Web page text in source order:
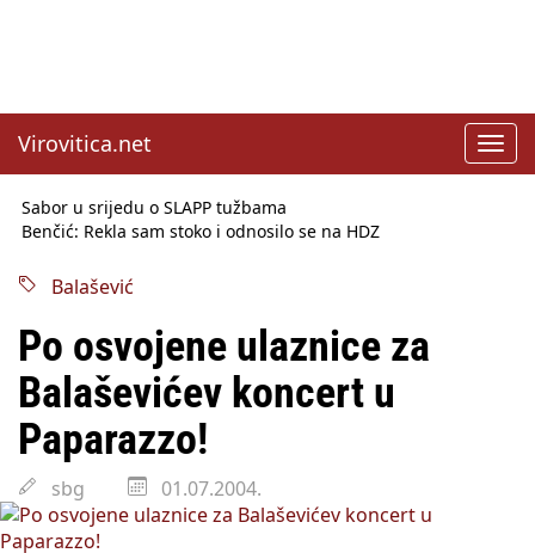
Virovitica.net
Sabor u srijedu o SLAPP tužbama
Benčić: Rekla sam stoko i odnosilo se na HDZ
godine
najavio za jesen
Državni tajnik Rukavina: Hrvatska ima 3,6 milijuna birača
HŽ Infrastruktura: Nesreće na željezničkim prijelazima
prepolovljene
Državni inspektorat opozvao Barebells pločicu - soft protein
bar Coco Choco
Balašević
Po osvojene ulaznice za
Balaševićev koncert u
Paparazzo!
sbg 01.07.2004.